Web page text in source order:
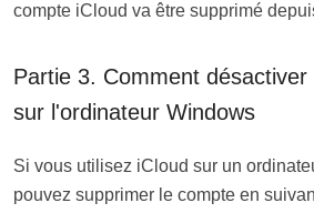
compte iCloud va être supprimé
Partie 3. Comment désactiver
sur l'ordinateur Windows
Si vous utilisez iCloud sur un
pouvez supprimer le compte en